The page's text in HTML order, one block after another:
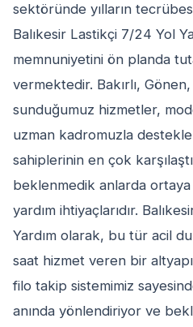
sektöründe yılların
Balıkesir Lastikçi 7/24 Yol
memnuniyetini ön planda
vermektedir. Bakırlı,
sunduğumuz hizmetler,
uzman kadromuzla
sahiplerinin en çok
beklenmedik anlarda
yardım ihtiyaçlarıdır.
Yardım olarak, bu tür acil
saat hizmet veren bir
filo takip sistemimiz
anında yönlendiriyor ve